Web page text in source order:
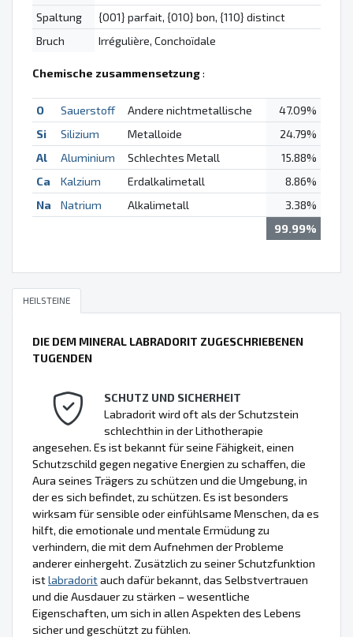
Spaltung
{001} parfait, {010} bon, {110} distinct
Bruch
Irrégulière, Conchoïdale
Chemische zusammensetzung:
O Sauerstoff Andere nichtmetallische
47.09%
Si
Silizium Metalloide
24.79%
Al
Aluminium Schlechtes Metall
15.88%
Ca
Kalzium Erdalkalimetall
8.86%
Na
Natrium Alkalimetall
3.38%
99.99%
HEILSTEINE
DIE DEM MINERAL LABRADORIT ZUGESCHRIEBENEN
TUGENDEN
SCHUTZ UND SICHERHEIT
Labradorit wird oft als der Schutzstein
schlechthin in der Lithotherapie
angesehen. Es ist bekannt für seine Fähigkeit, einen
Schutzschild gegen negative Energien zu schaffen, die
Aura seines Trägers zu schützen und die Umgebung, in
der es sich befindet, zu schützen. Es ist besonders
wirksam für sensible oder einfühlsame Menschen, da es
hilft, die emotionale und mentale Ermüdung zu
verhindern, die mit dem Aufnehmen der Probleme
anderer einhergeht. Zusätzlich zu seiner Schutzfunktion
istlabradoritauch dafür bekannt, das Selbstvertrauen
und die Ausdauer zu stärken – wesentliche
Eigenschaften, um sich in allen Aspekten des Lebens
sicher und geschützt zu fühlen.